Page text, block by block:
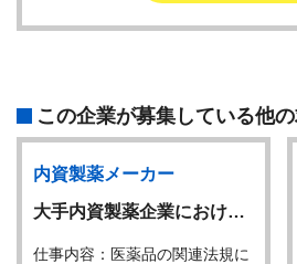
この企業が募集している他
内資製薬メーカー
大手内資製薬企業におけ…
仕事内容：医薬品の関連法規に